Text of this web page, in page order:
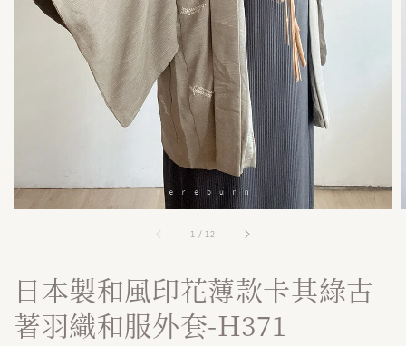
1 / 12
日本製和風印花薄款卡其綠古
著羽織和服外套-H371